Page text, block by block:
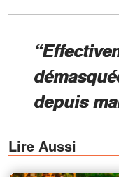
depuis
Lire Aussi